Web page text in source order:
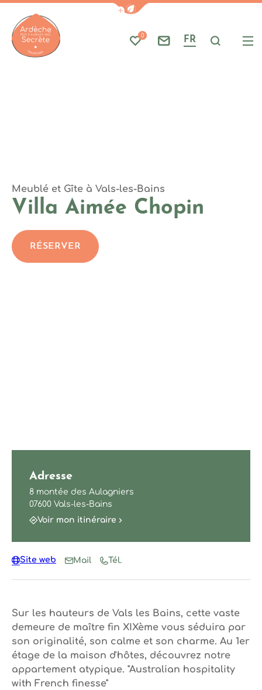
Afficher la barre de
Mes favoris
0
Nous contacter
FR Je
Meublé et Gîte à Vals-les-Bains
Villa Aimée Chopin
Photo 1, © Villa Aimée
Sur les hauteurs de Vals les Bains, cette vaste
demeure de maître fin XIXème vous séduira par
son originalité, son calme et son charme. Au 1er
étage de la maison d'hôtes, découvrez notre
appartement atypique. "Australian hospitality
with French finesse"
RÉSERVER
Adresse
8 montée des Aulagniers
07600 Vals-les-Bains
Voir mon itinéraire
Site web Mail Tél.